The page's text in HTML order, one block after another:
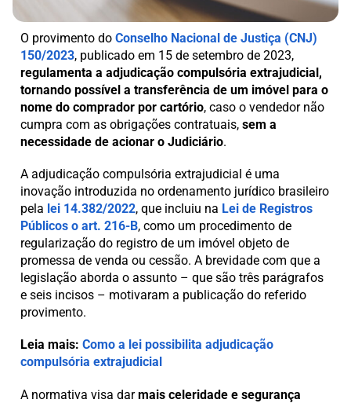
O provimento do Conselho Nacional de Justiça (CNJ)
150/2023, publicado em 15 de setembro de 2023,
regulamenta a adjudicação compulsória extrajudicial,
tornando possível a transferência de um imóvel para o
nome do comprador por cartório, caso o vendedor não
cumpra com as obrigações contratuais, sem a
necessidade de acionar o Judiciário.
A adjudicação compulsória extrajudicial é uma
inovação introduzida no ordenamento jurídico brasileiro
pela lei 14.382/2022, que incluiu na Lei de Registros
Públicos o art. 216-B, como um procedimento de
regularização do registro de um imóvel objeto de
promessa de venda ou cessão. A brevidade com que a
legislação aborda o assunto – que são três parágrafos
e seis incisos – motivaram a publicação do referido
provimento.
Leia mais: Como a lei possibilita adjudicação
compulsória extrajudicial
A normativa visa darmais celeridade e segurança